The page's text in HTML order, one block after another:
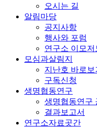
오시는 길
알림마당
공지사항
행사와 포럼
연구소 이모저
모심과살림지
지난호 바로보
구독신청
생명협동연구
생명협동연구
결과보고서
연구소자료곳간